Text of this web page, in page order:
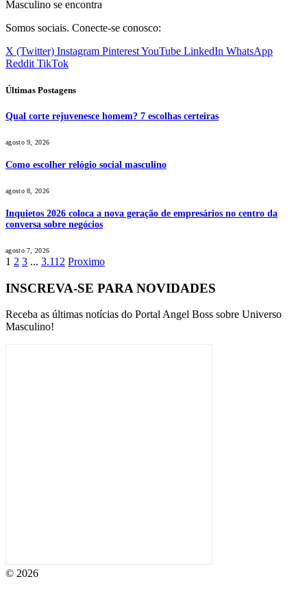
Masculino se encontra
Somos sociais. Conecte-se conosco:
X (Twitter) Instagram PinterestYouTube LinkedIn WhatsApp
Reddit TikTok
Últimas Postagens
Qual corte rejuvenesce homem? 7 escolhas certeiras
agosto 9, 2026
Como escolher relógio social masculino
agosto 8, 2026
Inquietos 2026 coloca a nova geração de empresários no centro da
conversa sobre negócios
agosto 7, 2026
1 2 3 ... 3.112 Proximo
INSCREVA-SE PARA NOVIDADES
Receba as últimas notícias do Portal Angel Boss sobre Universo
Masculino!
© 2026